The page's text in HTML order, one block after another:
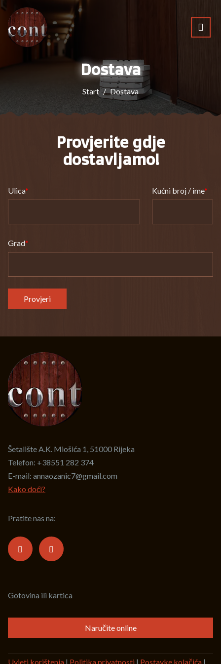
Dostava
Start Dostava
Provjerite gdje
dostavljamo!
Ulica Kućni broj / ime
Grad
Provjeri
Šetalište A.K. Miošića 1, 51000 Rijeka
Telefon: +38551 282 374
E-mail: annaozanic7@gmail.com
Kako doći?
Pratite nas na:
Gotovina ili kartica
Naručite online
Uvjeti korištenja | Politika privatnosti | Postavke kolačića |